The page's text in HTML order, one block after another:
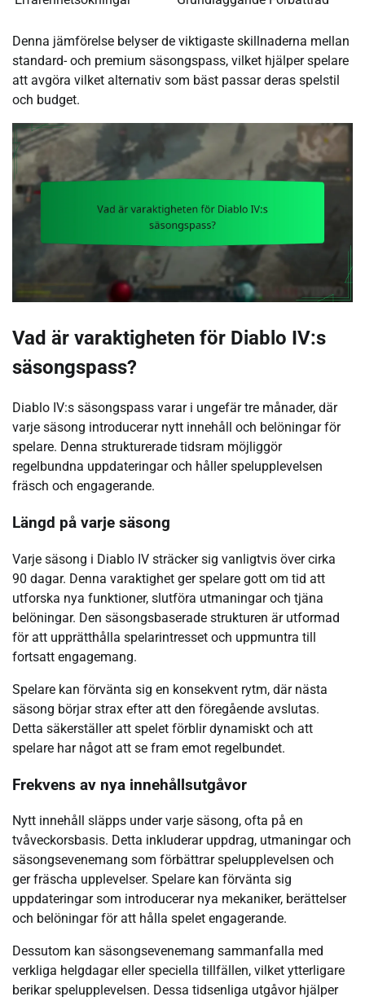
Denna jämförelse belyser de viktigaste skillnaderna mellan
standard- och premium säsongspass, vilket hjälper spelare
att avgöra vilket alternativ som bäst passar deras spelstil
och budget.
Vad är varaktigheten för Diablo IV:s
säsongspass?
Diablo IV:s säsongspass varar i ungefär tre månader, där
varje säsong introducerar nytt innehåll och belöningar för
spelare. Denna strukturerade tidsram möjliggör
regelbundna uppdateringar och håller spelupplevelsen
fräsch och engagerande.
Längd på varje säsong
Varje säsong i Diablo IV sträcker sig vanligtvis över cirka
90 dagar. Denna varaktighet ger spelare gott om tid att
utforska nya funktioner, slutföra utmaningar och tjäna
belöningar. Den säsongsbaserade strukturen är utformad
för att upprätthålla spelarintresset och uppmuntra till
fortsatt engagemang.
Spelare kan förvänta sig en konsekvent rytm, där nästa
säsong börjar strax efter att den föregående avslutas.
Detta säkerställer att spelet förblir dynamiskt och att
spelare har något att se fram emot regelbundet.
Frekvens av nya innehållsutgåvor
Nytt innehåll släpps under varje säsong, ofta på en
tvåveckorsbasis. Detta inkluderar uppdrag, utmaningar och
säsongsevenemang som förbättrar spelupplevelsen och
ger fräscha upplevelser. Spelare kan förvänta sig
uppdateringar som introducerar nya mekaniker, berättelser
och belöningar för att hålla spelet engagerande.
Dessutom kan säsongsevenemang sammanfalla med
verkliga helgdagar eller speciella tillfällen, vilket ytterligare
berikar spelupplevelsen. Dessa tidsenliga utgåvor hjälper